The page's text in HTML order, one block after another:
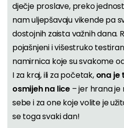
dječje proslave, preko
nam uljepšavaju vikende pa
dostojnih zaista važnih dana.
pojašnjeni i višestruko
namirnica koje su svakome
I za kraj, ili za početak,ona je
osmijeh na lice – jer hrana je
sebe i za one koje volite je
se toga svaki dan!